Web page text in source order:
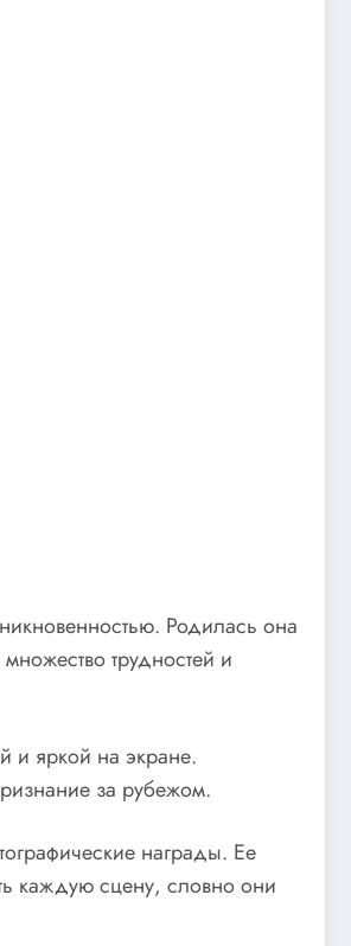
Родилась она
трудностей и
и яркой на экране.
за рубежом.
награды. Ее
каждую сцену, словно они